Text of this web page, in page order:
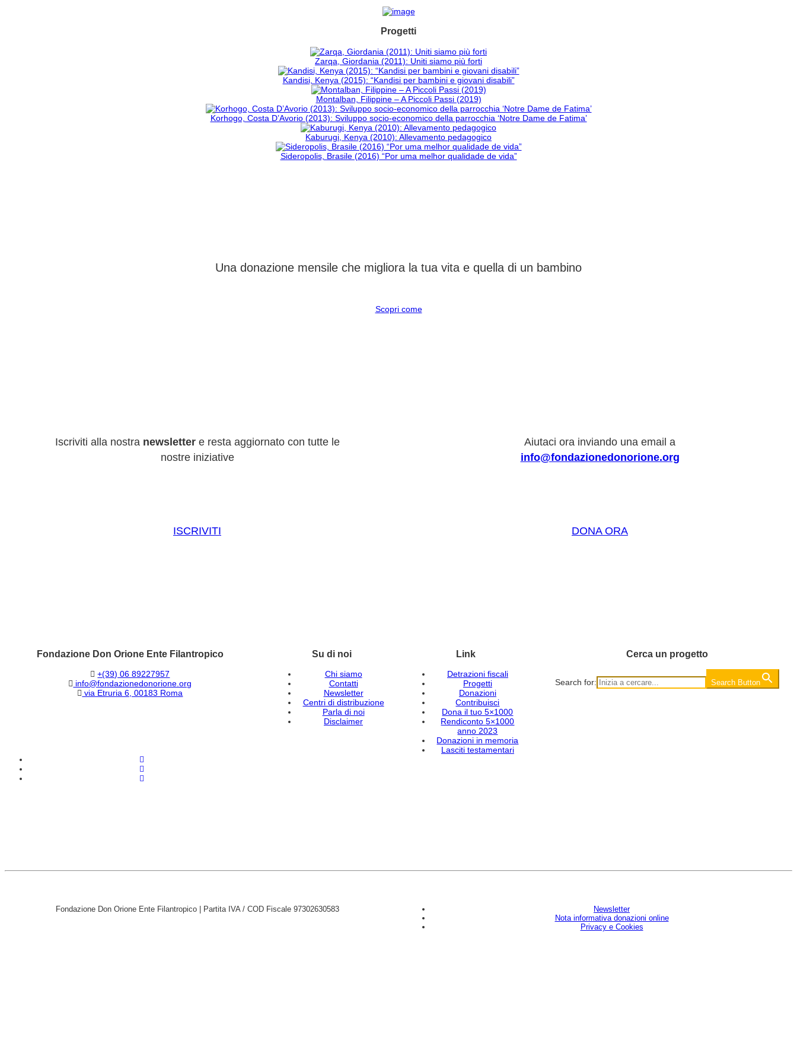
Progetti
Zarqa, Giordania (2011): Uniti siamo più forti
Kandisi, Kenya (2015): “Kandisi per bambini e giovani disabili”
Montalban, Filippine – A Piccoli Passi (2019)
Korhogo, Costa D’Avorio (2013): Sviluppo socio-economico della parrocchia ‘Notre Dame de Fatima’
Kaburugi, Kenya (2010): Allevamento pedagogico
Sideropolis, Brasile (2016) “Por uma melhor qualidade de vida”
Una donazione mensile che migliora la tua vita e quella di un bambino
Scopri come
Iscriviti alla nostra newslettere resta aggiornato con tutte le
nostre iniziative
ISCRIVITI
Aiutaci ora inviando una email a
info@fondazionedonorione.org
DONA ORA
Fondazione Don Orione Ente Filantropico
+(39) 06 89227957
info@fondazionedonorione.org
via Etruria 6, 00183 Roma
Su di noi
Chi siamo
Contatti
Newsletter
Centri di distribuzione
Parla di noi
Disclaimer
Link
Detrazioni fiscali
Progetti
Donazioni
Contribuisci
Dona il tuo 5×1000
Rendiconto 5×1000
anno 2023
Donazioni in memoria
Lasciti testamentari
Cerca un progetto
Search for: Search Button
Fondazione Don Orione Ente Filantropico | Partita IVA / COD Fiscale 97302630583
Newsletter
Nota informativa donazioni online
Privacy e Cookies